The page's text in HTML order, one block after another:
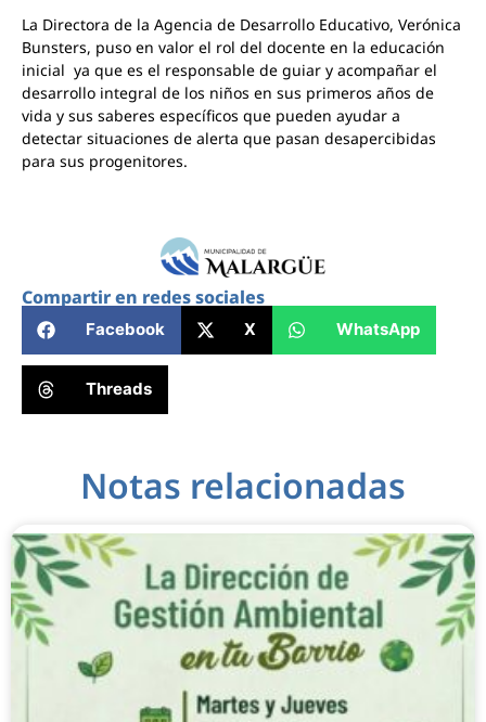
La Directora de la Agencia de Desarrollo Educativo, Verónica
Bunsters, puso en valor el rol del docente en la educación
inicial ya que es el responsable de guiar y acompañar el
desarrollo integral de los niños en sus primeros años de
vida y sus saberes específicos que pueden ayudar a
detectar situaciones de alerta que pasan desapercibidas
para sus progenitores.
Compartir en redes sociales
Facebook X WhatsApp
Threads
Notas relacionadas